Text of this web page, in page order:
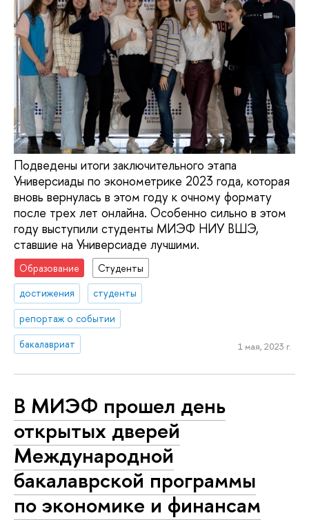
Подведены итоги заключительного этапа
Универсиады по эконометрике 2023 года, которая
вновь вернулась в этом году к очному формату
после трех лет онлайна. Особенно сильно в этом
году выступили студенты МИЭФ НИУ ВШЭ,
ставшие на Универсиаде лучшими.
Образование
Студенты
достижения
студенты
репортаж о событии
бакалавриат
1 мая, 2023 г.
В МИЭФ прошел день
открытых дверей
Международной
бакалаврской программы
по экономике и финансам